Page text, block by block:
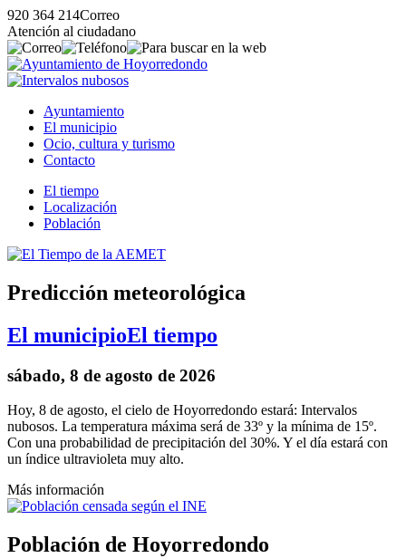
920 364 214Correo
Atención al ciudadano
Ayuntamiento
El municipio
Ocio, cultura y turismo
Contacto
El tiempo
Localización
Población
Predicción meteorológica
El municipioEl tiempo
sábado, 8 de agosto de 2026
Hoy, 8 de agosto, el cielo de Hoyorredondo estará: Intervalos
nubosos. La temperatura máxima será de 33º y la mínima de 15º.
Con una probabilidad de precipitación del 30%. Y el día estará con
un índice ultravioleta muy alto.
Más información
Población de Hoyorredondo